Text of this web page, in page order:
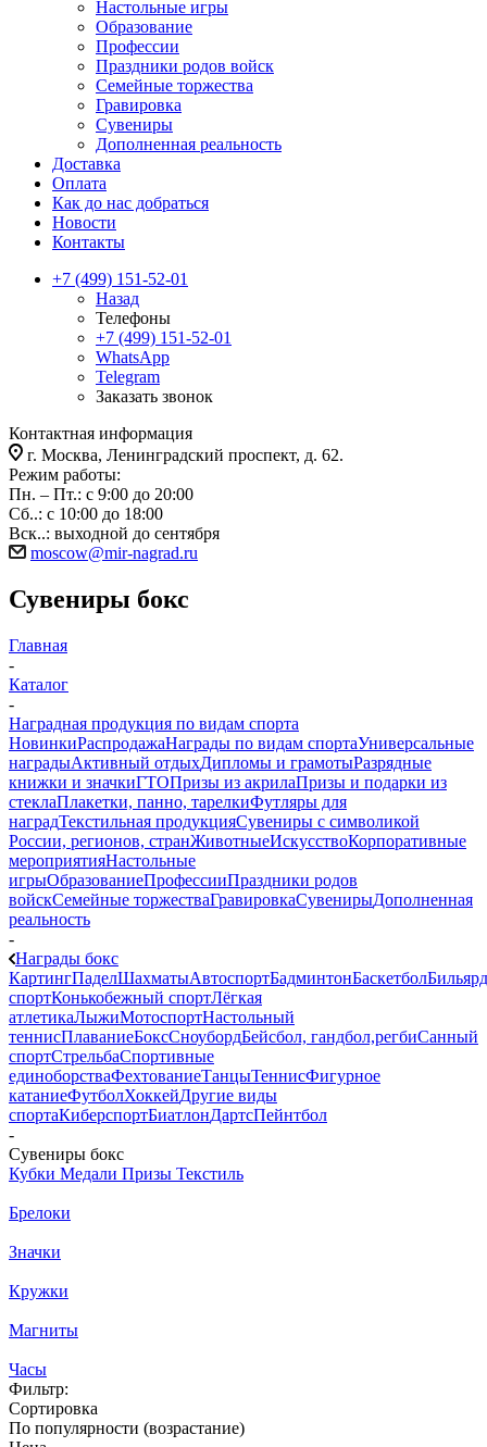
Настольные игры
Образование
Профессии
Праздники родов войск
Семейные торжества
Гравировка
Сувениры
Дополненная реальность
Доставка
Оплата
Как до нас добраться
Новости
Контакты
+7 (499) 151-52-01
Назад
Телефоны
+7 (499) 151-52-01
WhatsApp
Telegram
Заказать звонок
Контактная информация
г. Москва, Ленинградский проспект, д. 62.
Режим работы:
Пн. – Пт.: с 9:00 до 20:00
Сб..: с 10:00 до 18:00
Вск..: выходной до сентября
moscow@mir-nagrad.ru
Сувениры бокс
Главная
-
Каталог
-
Наградная продукция по видам спорта
НовинкиРаспродажаНаграды по видам спортаУниверсальные
наградыАктивный отдыхДипломы и грамотыРазрядные
книжки и значкиГТОПризы из акрилаПризы и подарки из
стеклаПлакетки, панно, тарелкиФутляры для
наградТекстильная продукцияСувениры с символикой
России, регионов, странЖивотныеИскусствоКорпоративные
мероприятияНастольные
игрыОбразованиеПрофессииПраздники родов
войскСемейные торжестваГравировкаСувенирыДополненная
реальность
-
Награды бокс
КартингПаделШахматыАвтоспортБадминтонБаскетболБильярд
спортКонькобежный спортЛёгкая
атлетикаЛыжиМотоспортНастольный
теннисПлаваниеБоксСноубордБейсбол, гандбол,регбиСанный
спортСтрельбаСпортивные
единоборстваФехтованиеТанцыТеннисФигурное
катаниеФутболХоккейДругие виды
спортаКиберспортБиатлонДартсПейнтбол
-
Сувениры бокс
Кубки Медали Призы Текстиль
Брелоки
Значки
Кружки
Магниты
Часы
Фильтр:
Сортировка
По популярности (возрастание)